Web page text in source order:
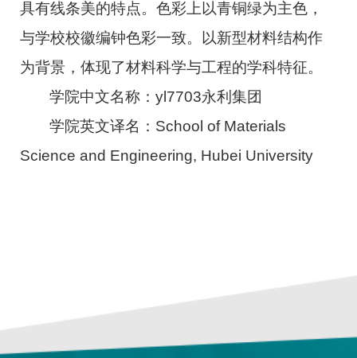
具有线条美的特点。色彩上以青铜绿为主色，
与学校校徽编钟色彩一致。以新型材料结构作
为背景，体现了材料科学与工程的学科特征。
学院中文名称：yl7703永利集团
学院英文译名：School of Materials
Science and Engineering, Hubei University